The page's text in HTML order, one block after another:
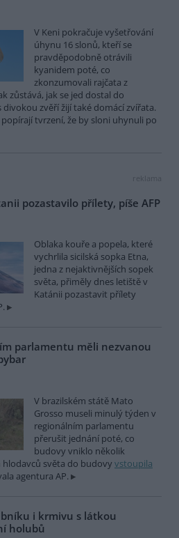
V Keni pokračuje vyšetřování
úhynu 16 slonů, kteří se
pravděpodobně otrávili
kyanidem poté, co
zkonzumovali rajčata z
zůstává, jak se jed dostal do
zvěří žijí také domácí zvířata.
tvrzení, že by sloni uhynuli po
reklama
pozastavilo přílety, píše AFP
Oblaka kouře a popela, které
vychrlila sicilská sopka Etna,
jedna z nejaktivnějších sopek
světa, přiměly dnes letiště v
Katánii pozastavit přílety
parlamentu měli nezvanou
V brazilském státě Mato
Grosso museli minulý týden v
regionálním parlamentu
přerušit jednání poté, co
budovy vniklo několik
světa do budovy vstoupila
agentura AP.
i krmivu s látkou
holubů